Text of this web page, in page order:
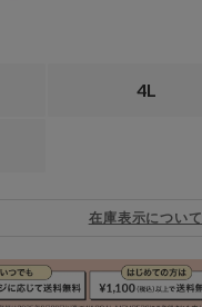
4L
在庫表示について